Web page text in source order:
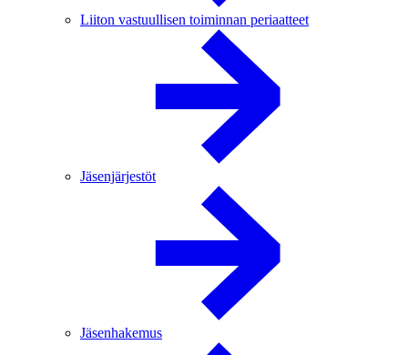
Liiton vastuullisen toiminnan periaatteet
Jäsenjärjestöt
Jäsenhakemus